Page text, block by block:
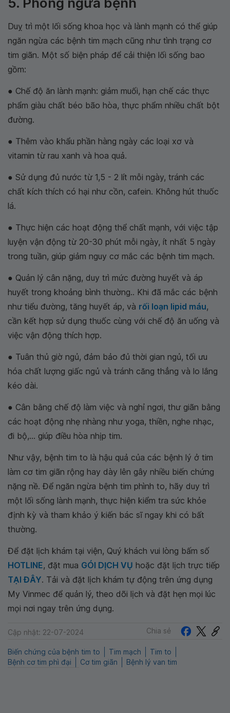
Duỵ trì một lối sống khoa học và lành mạnh có thể giúp
ngăn ngừa các bệnh tim mạch cũng như tình trạng cơ
tim giãn. Một số biện pháp để cải thiện lối sống bao
gồm:
● Chế độ ăn lành mạnh: giảm muối, hạn chế các thực
phẩm giàu chất béo bão hòa, thực phẩm nhiều chất bột
đường.
● Thêm vào khẩu phần hàng ngày các loại xơ và
vitamin từ rau xanh và hoa quả.
● Sử dụng đủ nước từ 1,5 - 2 lít mỗi ngày, tránh các
chất kích thích có hại như cồn, cafein. Không hút thuốc
lá.
● Thực hiện các hoạt động thể chất mạnh, với việc tập
luyện vận động từ 20-30 phút mỗi ngày, ít nhất 5 ngày
trong tuần, giúp giảm nguy cơ mắc các bệnh tim mạch.
● Quản lý cân nặng, duy trì mức đường huyết và áp
huyết trong khoảng bình thường.. Khi đã mắc các bệnh
như tiểu đường, tăng huyết áp, và rối loạn lipid máu,
cần kết hợp sử dụng thuốc cùng với chế độ ăn uống và
việc vận động thích hợp.
● Tuân thủ giờ ngủ, đảm bảo đủ thời gian ngủ, tối ưu
hóa chất lượng giấc ngủ và tránh căng thẳng và lo lắng
kéo dài.
● Cân bằng chế độ làm việc và nghỉ ngơi, thư giãn bằng
các hoạt động nhẹ nhàng như yoga, thiền, nghe nhạc,
đi bộ,... giúp điều hòa nhịp tim.
Như vậy, bệnh tim to là hậu quả của các bệnh lý ở tim
làm cơ tim giãn rộng hay dày lên gây nhiều biến chứng
nặng nề. Để ngăn ngừa bệnh tim phình to, hãy duy trì
một lối sống lành mạnh, thực hiện kiểm tra sức khỏe
định kỳ và tham khảo ý kiến bác sĩ ngay khi có bất
thường.
Để đặt lịch khám tại viện, Quý khách vui lòng bấm số
HOTLINE, đặt mua GÓI DỊCH VỤ hoặc đặt lịch trực tiếp
TẠI ĐÂY. Tải và đặt lịch khám tự động trên ứng dụng
My Vinmec để quản lý, theo dõi lịch và đặt hẹn mọi lúc
mọi nơi ngay trên ứng dụng.
Cập nhật: 22-07-2024 Chia sẻ
Biến chứng của bệnh tim to Tim mạch
Tim to
Bệnh cơ tim phì đại
Cơ tim giãn Bệnh lý van tim